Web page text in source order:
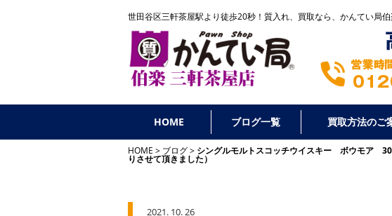
世田谷区三軒茶屋駅より徒歩20秒！ 質入れ、買取なら、かんてい局
HOME ブログ一覧 買取方法のご
HOME ブログ シングルモルトスコッチウイスキー ボウモア
りさせて頂きました）
2021. 10. 26